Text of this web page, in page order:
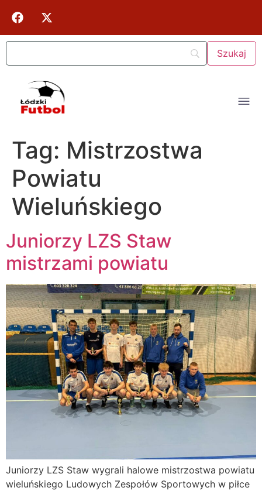
Tag: Mistrzostwa
Powiatu
Wieluńskiego
Juniorzy LZS Staw
mistrzami powiatu
Juniorzy LZS Staw wygrali halowe mistrzostwa powiatu
wieluńskiego Ludowych Zespołów Sportowych w piłce